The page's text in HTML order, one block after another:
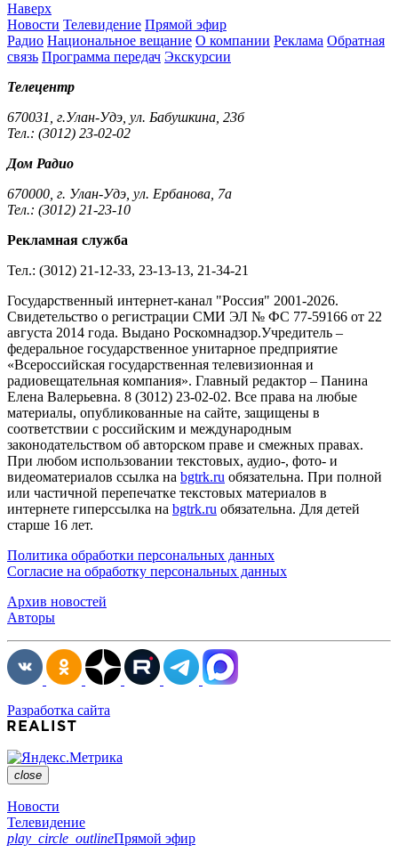
Наверх
Новости Телевидение Прямой эфир
Радио Национальное вещание О компании Реклама Обратная
связь Программа передач Экскурсии
Телецентр
670031, г.Улан-Удэ, ул. Бабушкина, 23б
Тел.: (3012) 23-02-02
Дом Радио
670000, г. Улан-Удэ, ул. Ербанова, 7а
Тел.: (3012) 21-23-10
Рекламная служба
Тел.: (3012) 21-12-33, 23-13-13, 21-34-21
Государственный интернет-канал "Россия" 2001-2026.
Cвидетельство о регистрации СМИ ЭЛ № ФС 77-59166 от 22
августа 2014 года. Выдано Роскомнадзор.Учредитель –
федеральное государственное унитарное предприятие
«Всероссийская государственная телевизионная и
радиовещательная компания». Главный редактор – Панина
Елена Валерьевна. 8 (3012) 23-02-02. Все права на любые
материалы, опубликованные на сайте, защищены в
соответствии с российским и международным
законодательством об авторском праве и смежных правах.
При любом использовании текстовых, аудио-, фото- и
видеоматериалов ссылка на bgtrk.ru обязательна. При полной
или частичной перепечатке текстовых материалов в
интернете гиперссылка на bgtrk.ru обязательна. Для детей
старше 16 лет.
Политика обработки персональных данных
Согласие на обработку персональных данных
Архив новостей
Авторы
Разработка сайта
close
Новости
Телевидение
play_circle_outlineПрямой эфир